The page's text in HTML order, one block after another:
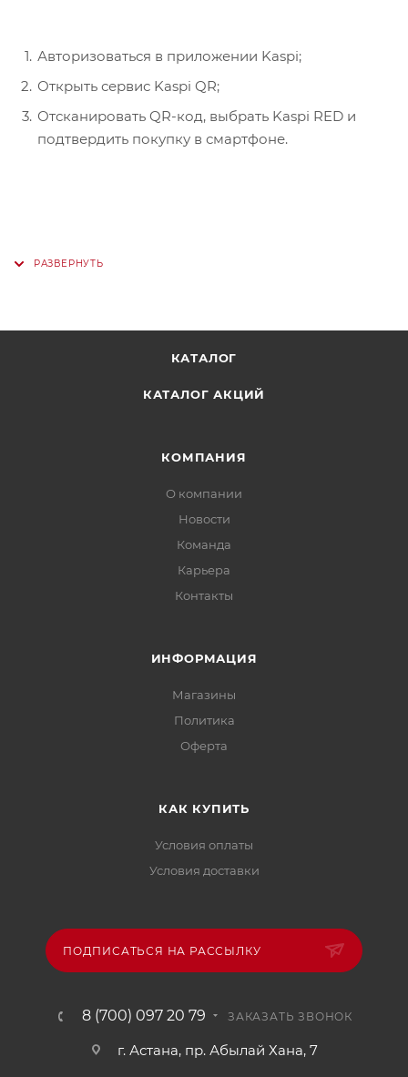
Авторизоваться в приложении Kaspi;
Открыть сервис Kaspi QR;
Отсканировать QR-код, выбрать Kaspi RED и
подтвердить покупку в смартфоне.
КАТАЛОГ
КАТАЛОГ АКЦИЙ
КОМПАНИЯ
О компании
Новости
Команда
Карьера
Контакты
ИНФОРМАЦИЯ
Магазины
Политика
Офертa
КАК КУПИТЬ
Условия оплаты
Условия доставки
ПОДПИСАТЬСЯ НА РАССЫЛКУ
8 (700) 097 20 79 ЗАКАЗАТЬ ЗВОНОК
г. Астана, пр. Абылай Хана, 7